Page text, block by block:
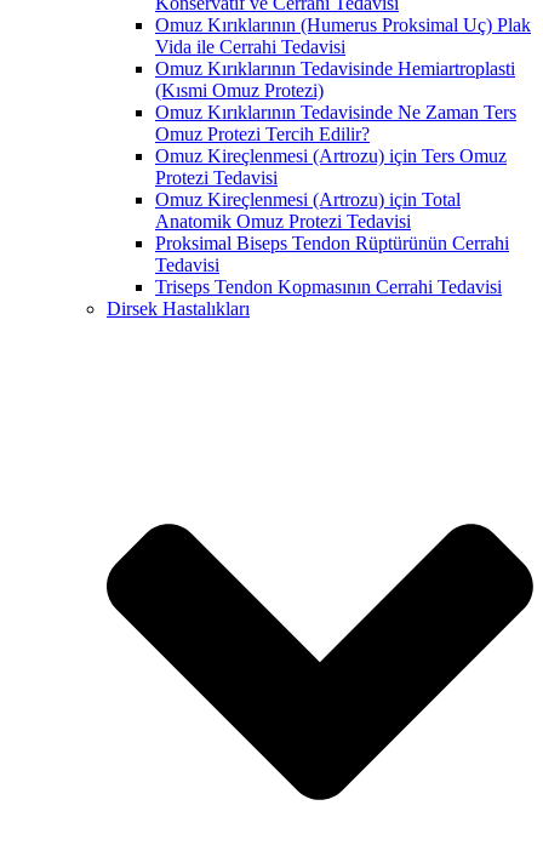
Omuz Kırıklarının (Humerus Proksimal Uç) Plak
Vida ile Cerrahi Tedavisi
Omuz Kırıklarının Tedavisinde Hemiartroplasti
(Kısmi Omuz Protezi)
Omuz Kırıklarının Tedavisinde Ne Zaman Ters
Omuz Protezi Tercih Edilir?
Omuz Kireçlenmesi (Artrozu) için Ters Omuz
Protezi Tedavisi
Omuz Kireçlenmesi (Artrozu) için Total
Anatomik Omuz Protezi Tedavisi
Proksimal Biseps Tendon Rüptürünün Cerrahi
Tedavisi
Triseps Tendon Kopmasının Cerrahi Tedavisi
Dirsek Hastalıkları